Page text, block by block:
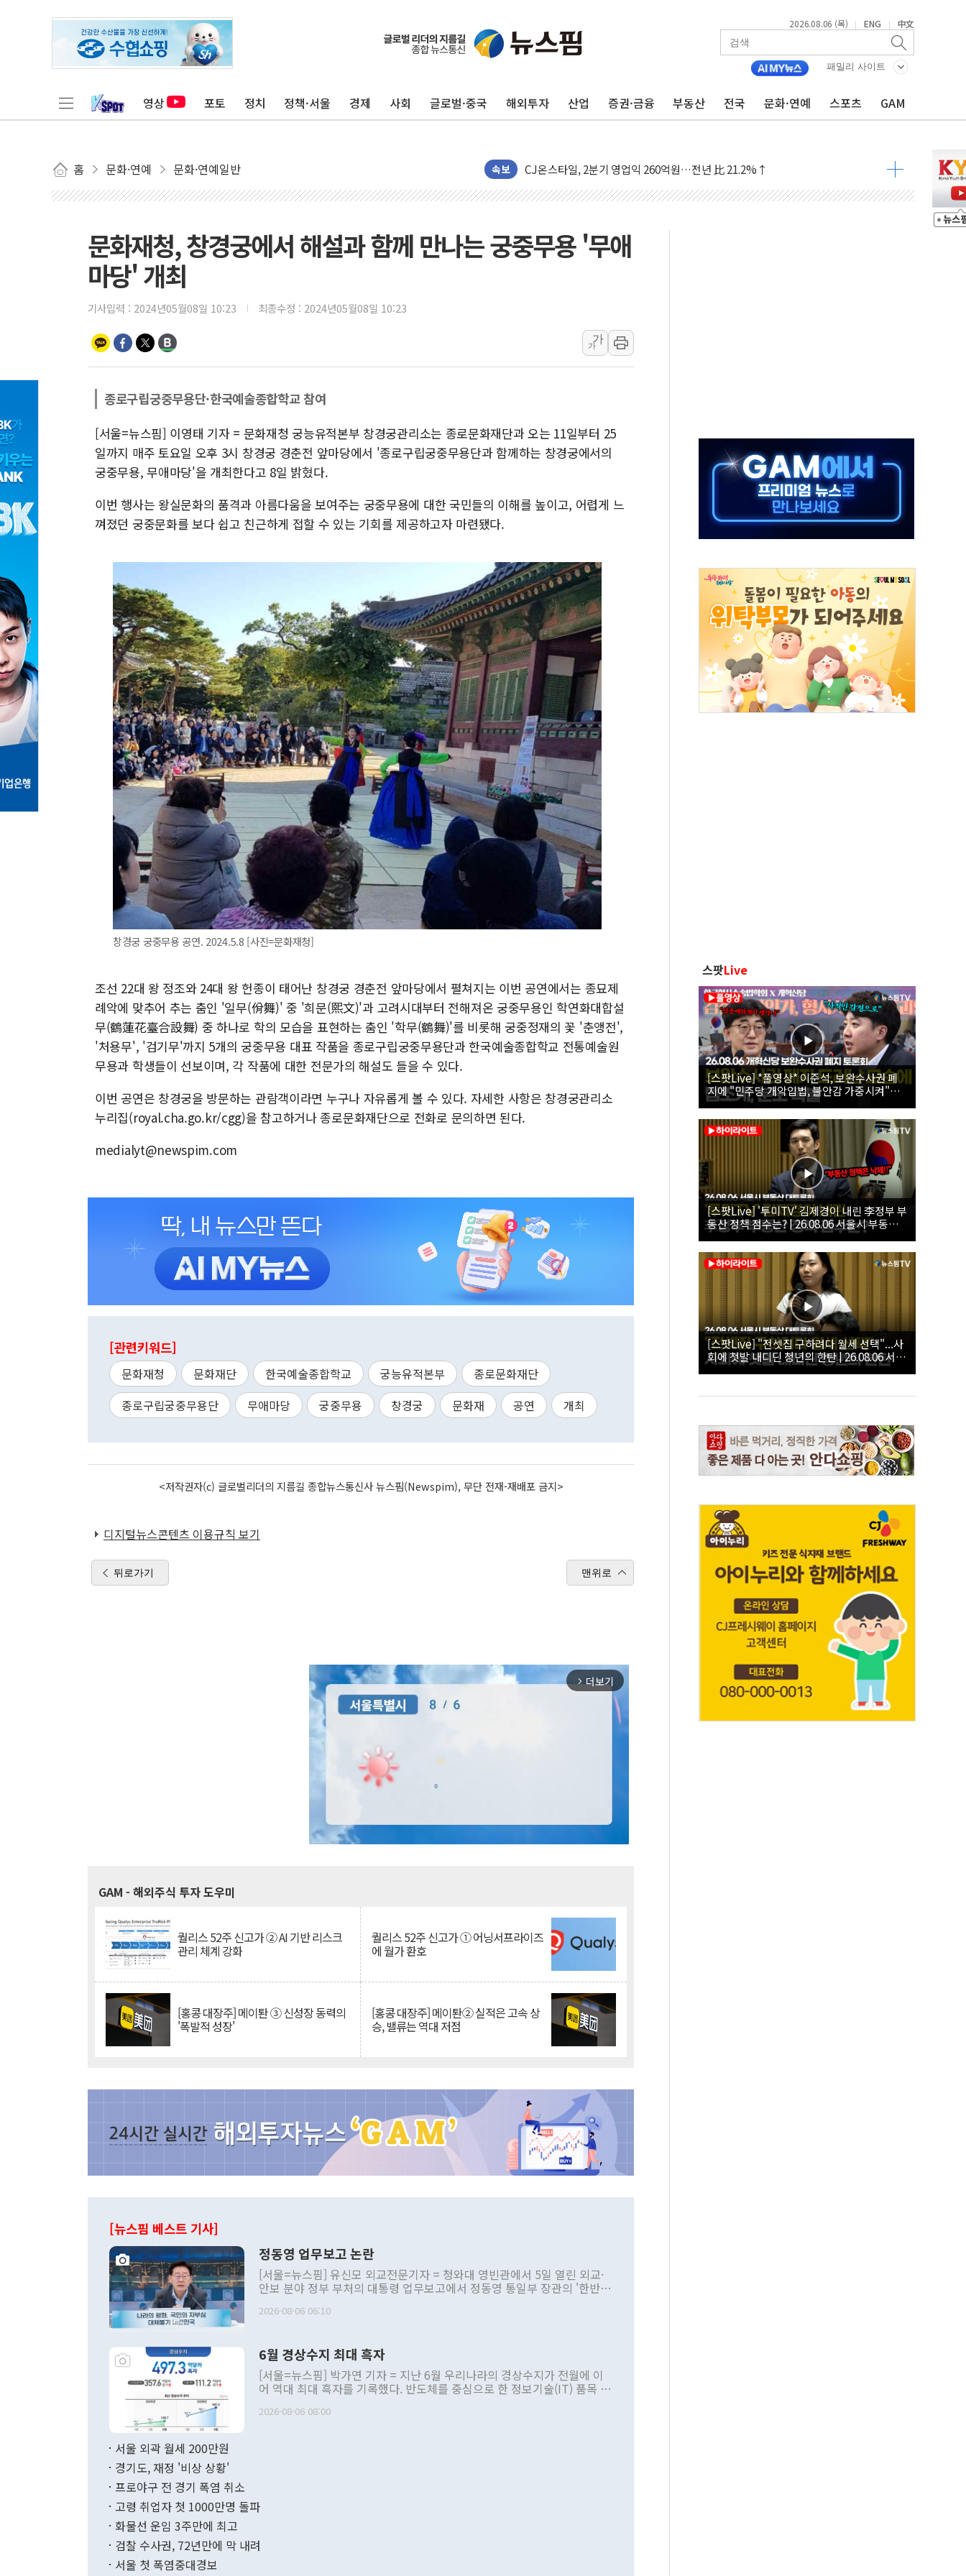
2026.08.06 (목) | ENG | 中文
패밀리 사이트
영상 포토 정치 정책·서울 경제 사회 글로벌·중국 해외투자 산업 증권·금융 부동산 전국 문화·연예 스포츠 GAM
홈 문화·연예 문화·연예일반 속보
"5.18은 북한 지령" 설교한 목사 불구속 송치
[종합] 특검, '양평' 원희룡 2차 조사…'당정대 회의' 한동훈·방기선 수사도 속도
제천 바이오밸리 공장 옥상서 불…30여분 만에 진화
개혁신당 "민주, '盧 수사' 악연으로 형사사법 틀 바꿔…국민 불안감 가중"
AI 연산은 포항, 전력 저장은 영광…지역펀드 9·10호 확정
[속보] 북, 동해상으로 미상 발사체 발사
[IPO] 니어스랩 "피지컬 AI 자율비행 기술로 글로벌 방산 시장 공략"
한패스, 월 송금 60만건 돌파
"전월세 대책 없고 집값만 오른다"…서울시 부동산 토론회서 쏟아진 우려
배틀그라운드 모바일 월드컵 파리서 개막
국민통합위 "청년엔 기회를, 중고령층엔 안정을"…세대상생 일자리 특위 출범
레드캡투어, 2분기 영업익 16% 증가…역대 2분기 최대 실적
문화재청, 창경궁에서 해설과 함께 만나는 궁중무용 '무애
마당' 개최
기사입력 : 2024년05월08일 10:23 최종수정 : 2024년05월08일 10:23
가
가
종로구립궁중무용단·한국예술종합학교 참여
[서울=뉴스핌] 이영태 기자 = 문화재청 궁능유적본부 창경궁관리소는 종로문화재단과 오는 11일부터 25
일까지 매주 토요일 오후 3시 창경궁 경춘전 앞마당에서 '종로구립궁중무용단과 함께하는 창경궁에서의
궁중무용, 무애마당'을 개최한다고 8일 밝혔다.
이번 행사는 왕실문화의 품격과 아름다움을 보여주는 궁중무용에 대한 국민들의 이해를 높이고, 어렵게 느
껴졌던 궁중문화를 보다 쉽고 친근하게 접할 수 있는 기회를 제공하고자 마련됐다.
창경궁 궁중무용 공연. 2024.5.8 [사진=문화재청]
조선 22대 왕 정조와 24대 왕 헌종이 태어난 창경궁 경춘전 앞마당에서 펼쳐지는 이번 공연에서는 종묘제
례악에 맞추어 추는 춤인 '일무(佾舞)' 중 '희문(熙文)'과 고려시대부터 전해져온 궁중무용인 학연화대합설
무(鶴蓮花臺合設舞) 중 하나로 학의 모습을 표현하는 춤인 '학무(鶴舞)'를 비롯해 궁중정재의 꽃 '춘앵전',
'처용무', '검기무'까지 5개의 궁중무용 대표 작품을 종로구립궁중무용단과 한국예술종합학교 전통예술원
무용과 학생들이 선보이며, 각 작품에 대한 전문가의 해설도 들을 수 있다.
이번 공연은 창경궁을 방문하는 관람객이라면 누구나 자유롭게 볼 수 있다. 자세한 사항은 창경궁관리소
누리집(royal.cha.go.kr/cgg)을 참고하거나 종로문화재단으로 전화로 문의하면 된다.
medialyt@newspim.com
[관련키워드]
문화재청 문화재단 한국예술종합학교 궁능유적본부
종로문화재단
종로구립궁중무용단
무애마당 궁중무용 창경궁 문화재 공연 개최
<저작권자(c) 글로벌리더의 지름길 종합뉴스통신사 뉴스핌(Newspim), 무단 전재-재배포 금지>
디지털뉴스콘텐츠 이용규칙 보기
뒤로가기 맨위로
arrow_forward_ios 더보기
GAM - 해외주식 투자 도우미
퀄리스 52주 신고가 ② AI 기반 리스크
관리 체계 강화
퀄리스 52주 신고가 ① 어닝서프라이즈
에 월가 환호
[홍콩 대장주] 메이퇀 ③ 신성장 동력의
'폭발적 성장'
[홍콩 대장주] 메이퇀② 실적은 고속 상
승, 밸류는 역대 저점
[뉴스핌 베스트 기사]
정동영 업무보고 논란
[서울=뉴스핌] 유신모 외교전문기자 = 청와대 영빈관에서 5일 열린 외교·
안보 분야 정부 부처의 대통령 업무보고에서 정동영 통일부 장관의 '한반도
발언 중에는 정부 내 조율을 거치지 않은 사안을 정책으로 추진하겠다고 공
주의적 희망에 근거한 비현실적 구상'이라는 비판을 내놨다. 그동안 정 장
관의 대북 정책 관련 발언이 물의를 빚은 적은 여러 번 있지만 대통령과 유
관 부처 장관이 공개적으로 부정적 입장을 표명한 것은 이례적이다. 정 장
관의 무리한 대북 접근법과 월권을 제어해야 한다는 목소리도 높아지고 있
다. [정동영 통일부 장관이 지난달 23일 오후 서울 종로구 정부서울청사에
무너졌다고도 했다. 또 "현 시점에서 흘러간 선(先)비핵화만 되뇌는 것은
함께 4자 대화의 동력을 확보하기 위해 최선을 다할 것"이라고 말했다. 하
2026-08-06 06:10
6월 경상수지 최대 흑자
[서울=뉴스핌] 박가연 기자 = 지난 6월 우리나라의 경상수지가 전월에 이
어 역대 최대 흑자를 기록했다. 반도체를 중심으로 한 정보기술(IT) 품목 수
료=한국은행] 한국은행이 6일 발표한 '2026년 6월 국제수지(잠정)'에 따르
며 월간 기준 처음으로 1000억달러를 넘어섰다. 상품수입은 644억8000만
196.9% 급증했고 컴퓨터·주변기기(SSD)는 282.7% 증가했다. IT 품목
수출은 160.4% 늘었으며 비IT 품목도 ▲석유제품(47.5%) ▲화공품
2026-08-06 08:00
서울 외곽 월세 200만원
경기도, 재정 '비상 상황'
프로야구 전 경기 폭염 취소
고령 취업자 첫 1000만명 돌파
화물선 운임 3주만에 최고
검찰 수사권, 72년만에 막 내려
서울 첫 폭염중대경보
스팟Live
[스팟Live] *풀영상* 이준석, 보완수사권 폐
지에 "민주당 개악입법, 불안감 가중시켜"｜
26.08.06 개혁신당 보완수사권 폐지 토론회
[스팟Live] '투미TV' 김제경이 내린 李정부 부
동산 정책 점수는? | 26.08.06 서울시 부동산
대토론회
[스팟Live] "전셋집 구하려다 월세 선택"...사
회에 첫발 내디딘 청년의 한탄 | 26.08.06 서울
시 부동산 대토론회